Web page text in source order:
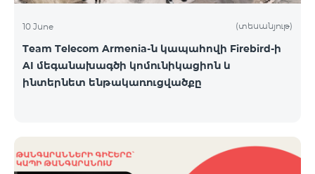
10 June (տեսանյութ)
Team Telecom Armenia-ն կապահովի Firebird-ի
AI մեգանախագծի կոմունիկացիոն և
ինտերնետ ենթակառուցվածքը